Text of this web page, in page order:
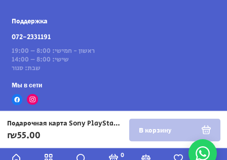
0
Подарочная карта Sony PlayStation на 60 шекелей
₪55.00 В корзину
Поддержка
072-2331191
ראשון - חמישי: 8:00 – 19:00
שישי: 8:00 – 14:00
שבת: סגור
Мы в сети